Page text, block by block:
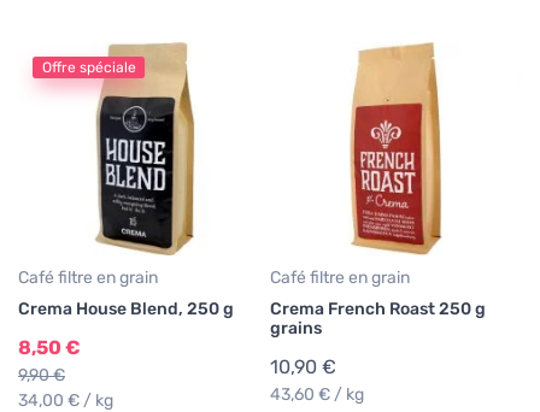
Offre spéciale
Café filtre en grain
Crema House Blend, 250 g
8,50 €
9,90 €
34,00 € / kg
Café filtre en grain
Crema French Roast 250 g
grains
10,90 €
43,60 € / kg